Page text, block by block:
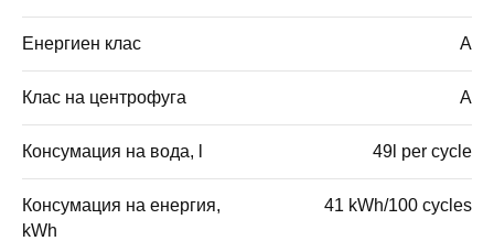
Енергиен клас A
Клас на центрофуга A
Консумация на вода, l 49l per cycle
Консумация на енергия,
kWh
41 kWh/100 cycles